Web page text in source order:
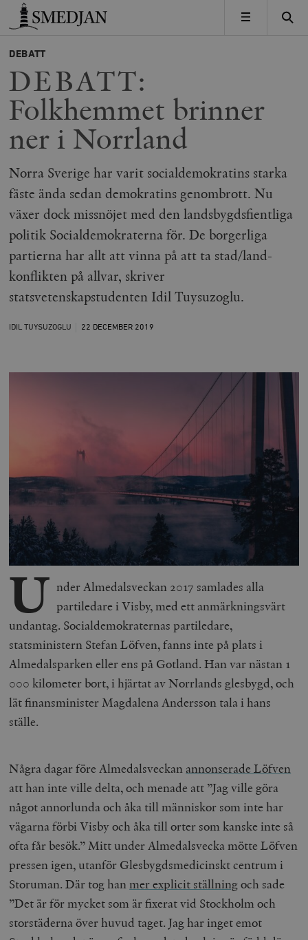
Timbro
MENY
DEBATT
DEBATT:
Folkhemmet brinner
ner i Norrland
Norra Sverige har varit socialdemokratins starka
fäste ända sedan demokratins genombrott. Nu
växer dock missnöjet med den landsbygdsfientliga
politik Socialdemokraterna för. De borgerliga
partierna har allt att vinna på att ta stad/land-
konflikten på allvar, skriver
statsvetenskapstudenten Idil Tuysuzoglu.
IDIL TUYSUZOGLU 22 DECEMBER 2019
U nder Almedalsveckan 2017 samlades alla
partiledare i Visby, med ett anmärkningsvärt
undantag. Socialdemokraternas partiledare,
statsministern Stefan Löfven, fanns inte på plats i
Almedalsparken eller ens på Gotland. Han var nästan 1
000 kilometer bort, i hjärtat av Norrlands glesbygd, och
lät finansminister Magdalena Andersson tala i hans
ställe.
Några dagar före Almedalsveckan annonserade Löfven
att han inte ville delta, och menade att ”Jag ville göra
något annorlunda och åka till människor som inte har
vägarna förbi Visby och åka till orter som kanske inte så
ofta får besök.” Mitt under Almedalsvecka mötte Löfven
pressen igen, utanför Glesbygdsmedicinskt centrum i
Storuman. Där tog hanmer explicit ställningoch sade
”Det är för mycket som är fixerat vid Stockholm och
storstäderna över huvud taget. Jag har inget emot